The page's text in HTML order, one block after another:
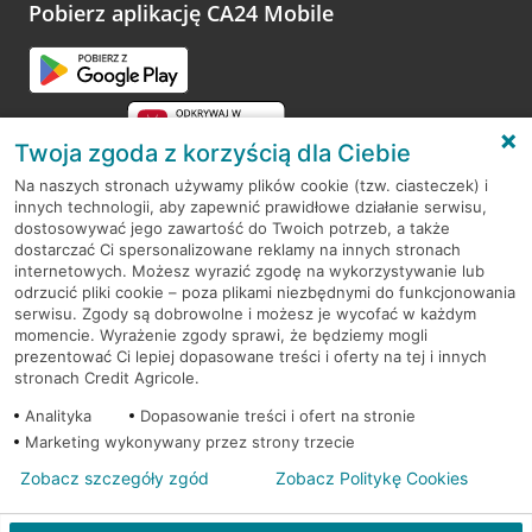
opinie.
Pobierz aplikację CA24 Mobile
RODO
Regulamin serwisu
Mapa serwisu
PolitykaCookies
© 2026 Credit Agricole Bank Polska S.A. Wszelkie prawa zastrzeżone
Twoja zgoda z korzyścią dla Ciebie
Na naszych stronach używamy plików cookie (tzw. ciasteczek) i
innych technologii, aby zapewnić prawidłowe działanie serwisu,
dostosowywać jego zawartość do Twoich potrzeb, a także
dostarczać Ci spersonalizowane reklamy na innych stronach
internetowych. Możesz wyrazić zgodę na wykorzystywanie lub
odrzucić pliki cookie – poza plikami niezbędnymi do funkcjonowania
serwisu. Zgody są dobrowolne i możesz je wycofać w każdym
momencie. Wyrażenie zgody sprawi, że będziemy mogli
prezentować Ci lepiej dopasowane treści i oferty na tej i innych
stronach Credit Agricole.
Analityka
Dopasowanie treści i ofert na stronie
Marketing wykonywany przez strony trzecie
Zobacz szczegóły zgód Zobacz Politykę Cookies